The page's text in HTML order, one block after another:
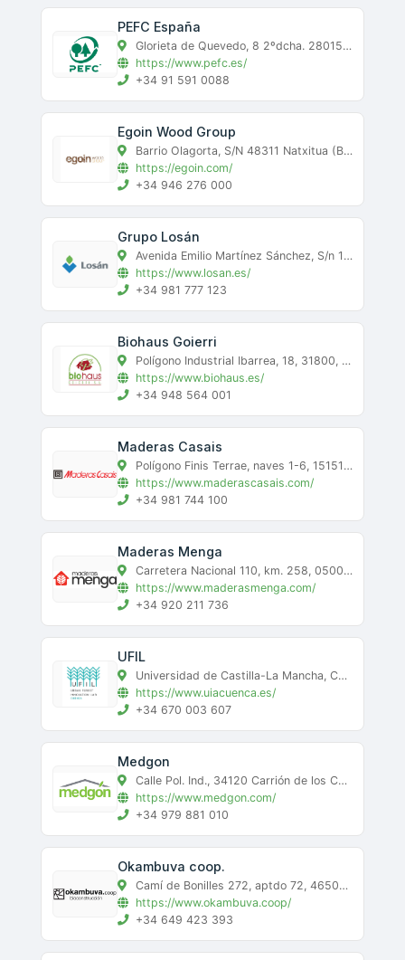
PEFC España
Glorieta de Quevedo, 8 2ºdcha. 28015 MADRID, Madrid, madrid
https://www.pefc.es/
+34 91 591 0088
Egoin Wood Group
Barrio Olagorta, S/N 48311 Natxitua (Bizkaia), Natxitua, bizkaia
https://egoin.com/
+34 946 276 000
Grupo Losán
Avenida Emilio Martínez Sánchez, S/n 15310 Curtis (La Coruña), Curtis, a-coruña
https://www.losan.es/
+34 981 777 123
Biohaus Goierri
Polígono Industrial Ibarrea, 18, 31800, Alsasua (Navarra), Alsasua, navarra
https://www.biohaus.es/
+34 948 564 001
Maderas Casais
Polígono Finis Terrae, naves 1-6, 15151 Cee (La Coruña), Cee, a-coruña
https://www.maderascasais.com/
+34 981 744 100
Maderas Menga
Carretera Nacional 110, km. 258, 05002 Ávila (Ávila), Ávila, ávila
https://www.maderasmenga.com/
+34 920 211 736
UFIL
Universidad de Castilla-La Mancha, Campus Universitario, 16071 (Cuenca), Cuenca, cuenca
https://www.uiacuenca.es/
+34 670 003 607
Medgon
Calle Pol. Ind., 34120 Carrión de los Condes (Palencia), Carrión de los Condes, palencia
https://www.medgon.com/
+34 979 881 010
Okambuva coop.
Camí de Bonilles 272, aptdo 72, 46500 Sagunt (Valencia), Sagunto, valencia
https://www.okambuva.coop/
+34 649 423 393